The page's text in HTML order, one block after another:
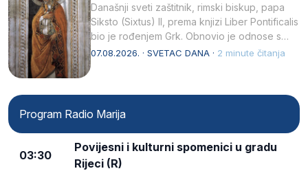
Današnji sveti zaštitnik, rimski biskup, papa
Siksto (Sixtus) II, prema knjizi Liber Pontificalis
bio je rođenjem Grk. Obnovio je odnose s
afričkim…
07.08.2026. · SVETAC DANA · 2 minute čitanja
Program Radio Marija
03:30
Povijesni i kulturni spomenici u gradu
Rijeci (R)